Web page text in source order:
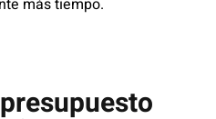
más tiempo.